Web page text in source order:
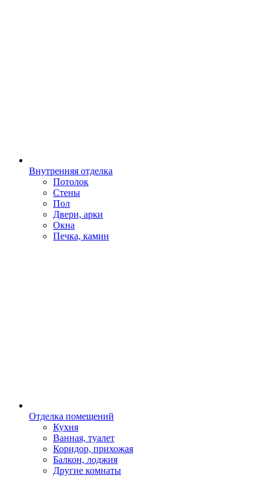
Внутренняя отделка
Потолок
Стены
Пол
Двери, арки
Окна
Печка, камин
Отделка помещений
Кухня
Ванная, туалет
Коридор, прихожая
Балкон, лоджия
Другие комнаты